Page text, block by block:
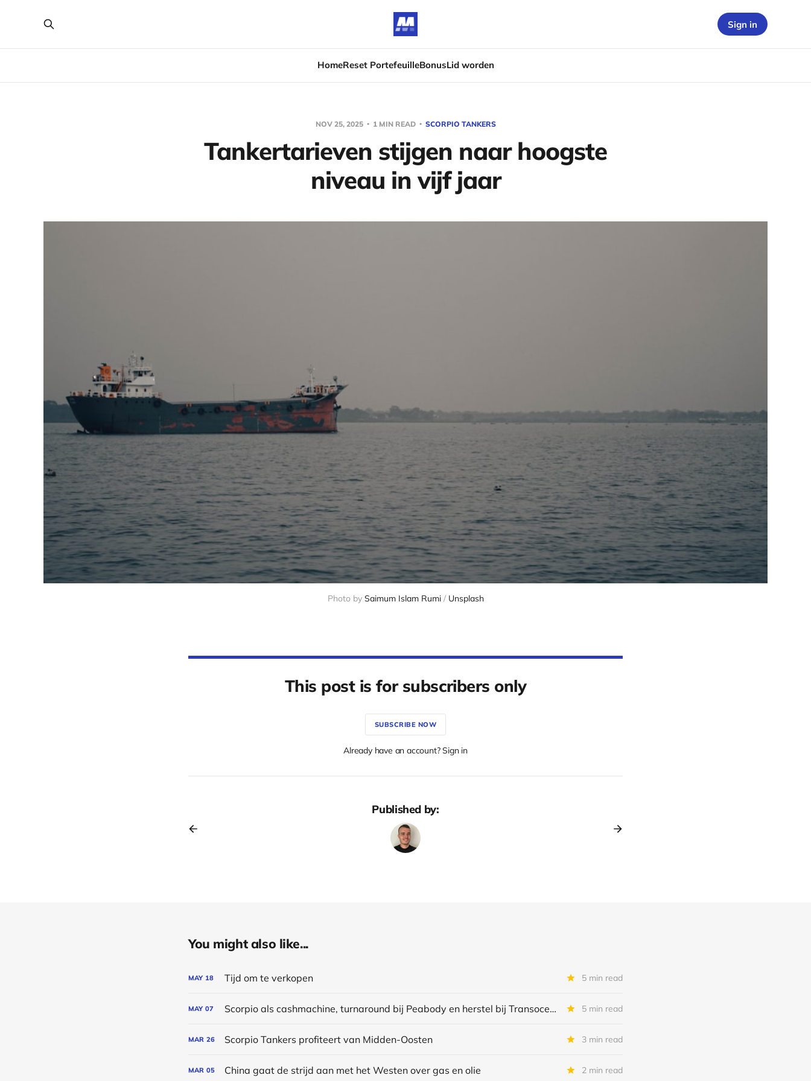
HomeReset PortefeuilleBonusLid worden
Sign in
NOV 25, 2025 1 MIN READ SCORPIO TANKERS
Tankertarieven stijgen naar hoogste
niveau in vijf jaar
Photo by Saimum Islam Rumi / Unsplash
This post is for subscribers only
SUBSCRIBE NOW
Already have an account? Sign in
Published by:
You might also like...
MAY 18 Tijd om te verkopen 5 min read
MAY 07 Scorpio als cashmachine, turnaround bij Peabody en herstel bij Transocean 5 min read
MAR 26 Scorpio Tankers profiteert van Midden-Oosten 3 min read
MAR 05 China gaat de strijd aan met het Westen over gas en olie 2 min read